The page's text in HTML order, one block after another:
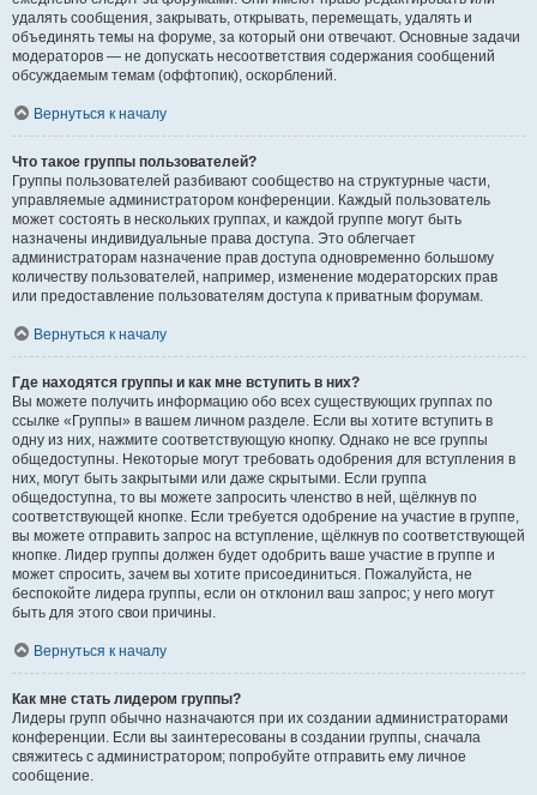
удалять сообщения, закрывать, открывать, перемещать, удалять и
объединять темы на форуме, за который они отвечают. Основные задачи
модераторов — не допускать несоответствия содержания сообщений
обсуждаемым темам (оффтопик), оскорблений.
Вернуться к началу
Что такое группы пользователей?
Группы пользователей разбивают сообщество на структурные части,
управляемые администратором конференции. Каждый пользователь
может состоять в нескольких группах, и каждой группе могут быть
назначены индивидуальные права доступа. Это облегчает
администраторам назначение прав доступа одновременно большому
количеству пользователей, например, изменение модераторских прав
или предоставление пользователям доступа к приватным форумам.
Вернуться к началу
Где находятся группы и как мне вступить в них?
Вы можете получить информацию обо всех существующих группах по
ссылке «Группы» в вашем личном разделе. Если вы хотите вступить в
одну из них, нажмите соответствующую кнопку. Однако не все группы
общедоступны. Некоторые могут требовать одобрения для вступления в
них, могут быть закрытыми или даже скрытыми. Если группа
общедоступна, то вы можете запросить членство в ней, щёлкнув по
соответствующей кнопке. Если требуется одобрение на участие в группе,
вы можете отправить запрос на вступление, щёлкнув по соответствующей
кнопке. Лидер группы должен будет одобрить ваше участие в группе и
может спросить, зачем вы хотите присоединиться. Пожалуйста, не
беспокойте лидера группы, если он отклонил ваш запрос; у него могут
быть для этого свои причины.
Вернуться к началу
Как мне стать лидером группы?
Лидеры групп обычно назначаются при их создании администраторами
конференции. Если вы заинтересованы в создании группы, сначала
свяжитесь с администратором; попробуйте отправить ему личное
сообщение.